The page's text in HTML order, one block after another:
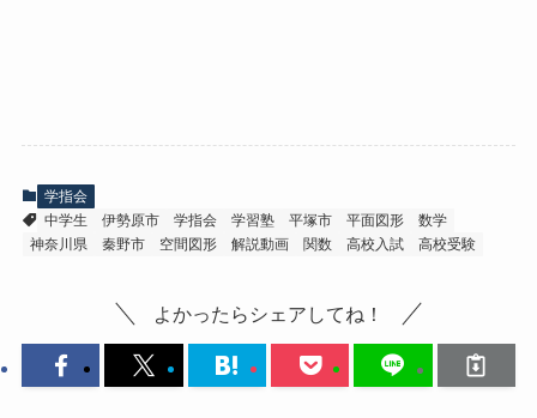
学指会
中学生
伊勢原市 学指会 学習塾 平塚市 平面図形
数学
神奈川県
秦野市 空間図形 解説動画 関数 高校入試 高校受験
よかったらシェアしてね！